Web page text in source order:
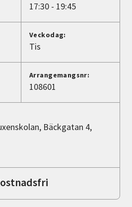
17:30 - 19:45
Veckodag:
Tis
Arrangemangsnr:
108601
Bäckgatan 4,